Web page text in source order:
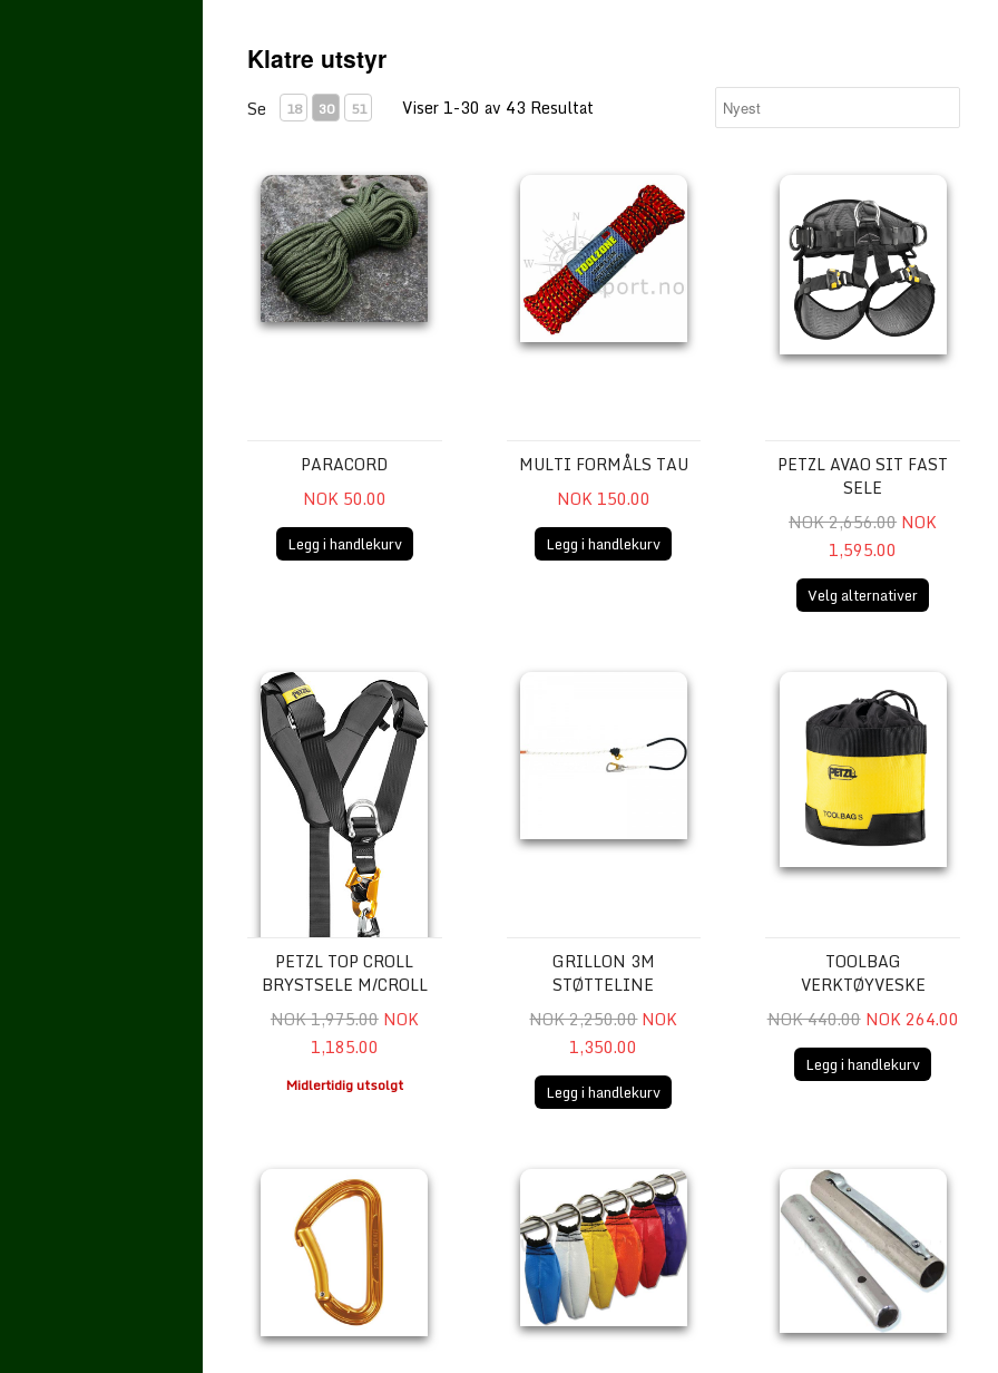
Klatre utstyr
Se 18 30 51 Viser 1-30 av 43 Resultat
Paracord
PARACORD
NOK 50.00
Legg i handlekurv
MULTI FORMÅLS TAU
NOK 150.00
Legg i handlekurv
PETZL AVAO SIT FAST
SELE
NOK 2,656.00 NOK
1,595.00
Velg alternativer
Petzl TOP CROLL Brystsele m/Croll
PETZL TOP CROLL
BRYSTSELE M/CROLL
NOK 1,975.00 NOK
1,185.00
Midlertidig utsolgt
GRILLON 3M
STØTTELINE
NOK 2,250.00NOK
1,350.00
Legg i handlekurv
TOOLBAG
VERKTØYVESKE
NOK 440.00 NOK 264.00
Legg i handlekurv
Rund stang kobler